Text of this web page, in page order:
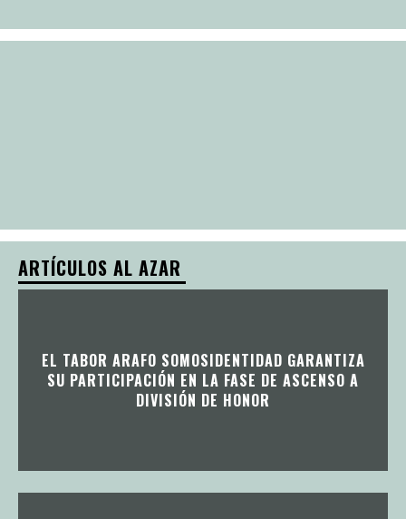
ARTÍCULOS AL AZAR
EL TABOR ARAFO SOMOSIDENTIDAD GARANTIZA
SU PARTICIPACIÓN EN LA FASE DE ASCENSO A
DIVISIÓN DE HONOR